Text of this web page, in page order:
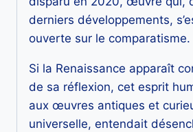
Renaissance
derniers développements,
ouverte sur le comparatisme.
Si la Renaissance apparaît
de sa réflexion, cet esprit
aux œuvres antiques et
universelle, entendait